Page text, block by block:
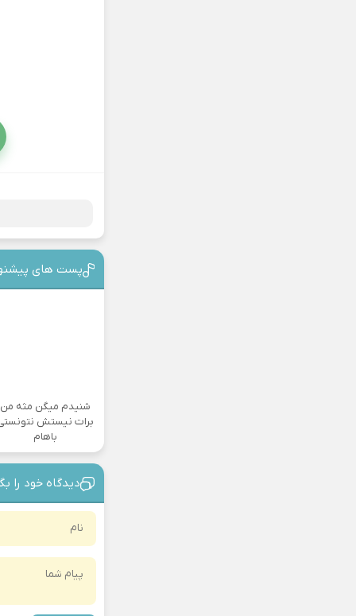
پست های
شنیدم میگن مثه من
برات نیستش
باهام
دیدگاه خود را